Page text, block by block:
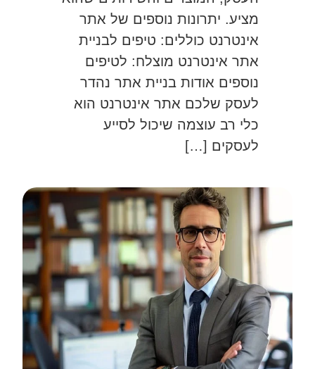
מציע. יתרונות נוספים של אתר
אינטרנט כוללים: טיפים לבניית
אתר אינטרנט מוצלח: לטיפים
נוספים אודות בניית אתר נהדר
לעסק שלכם אתר אינטרנט הוא
כלי רב עוצמה שיכול לסייע
לעסקים […]